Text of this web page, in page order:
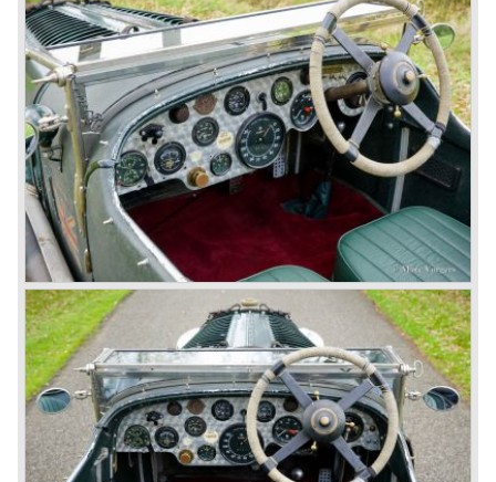
8-litre
In 1931 the most impressive Bentley model ever saw the
light of day; the 8-Litre. This car can be regarded as a real
‘super car’. Only 100 of these big cars have been built.
4- Litre
Also in 1931 a down scaled 8-Litre was introduced, the 4-
Litre. The car was designed to sell more cars to improve
the cumbersome financial situation at Bentley’s. The 1929
Wall Street crash affecting the firm immensely. The 4-Litre
featured the chassis, transmission and brakes of the 8-
litre. The newly constructed 120 bhp ‘Ricardo’ engine
proved underpowered for the chassis and as a result the
4-litre never became the success Bentley hoped for. Only
50 chassis were built.
1931 Rolls Royce take over
In 1931 business prospects looked very black and the firm
went into receivership. Napier & Son were negotiating with
Bentley's receiver to take over the company. Then another
interested party arrived at the scene named British Central
Equitable Trust. They outbid Napiers in a sealed bid